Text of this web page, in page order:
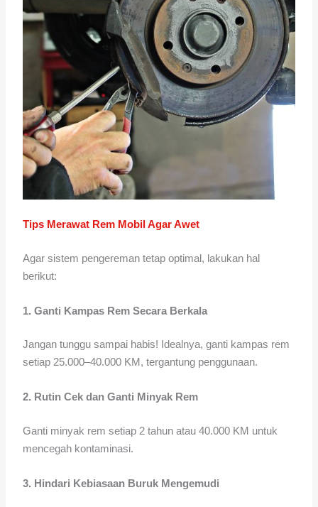
Tips Merawat Rem Mobil Agar Awet
Agar sistem pengereman tetap optimal, lakukan hal
berikut:
1. Ganti Kampas Rem Secara Berkala
Jangan tunggu sampai habis! Idealnya, ganti kampas rem
setiap 25.000–40.000 KM, tergantung penggunaan.
2. Rutin Cek dan Ganti Minyak Rem
Ganti minyak rem setiap 2 tahun atau 40.000 KM untuk
mencegah kontaminasi.
3. Hindari Kebiasaan Buruk Mengemudi